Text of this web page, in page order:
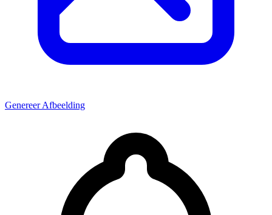
Genereer Afbeelding